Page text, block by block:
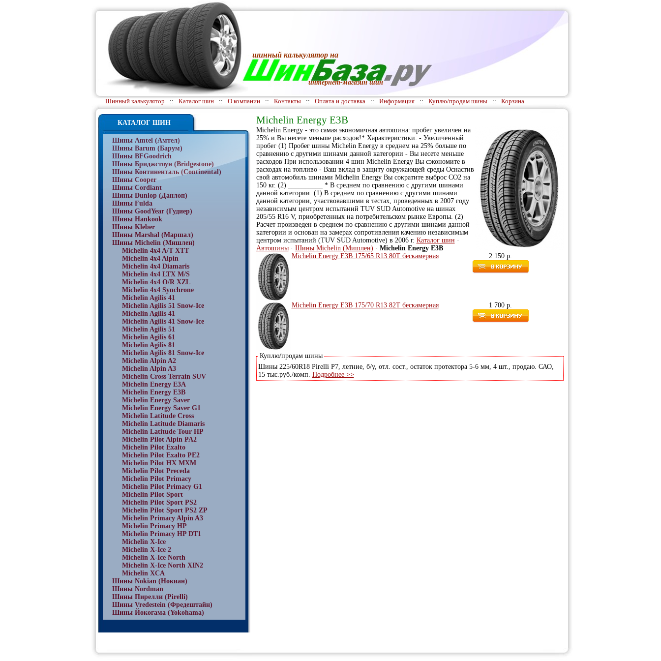
шинный калькуляторна
интернет-магазин шин
Шинный калькулятор :: Каталог шин :: О компании :: Контакты :: Оплата и доставка :: Информация :: Куплю/продам шины :: Корзина
КАТАЛОГ ШИН
Шины Amtel (Амтел)
Шины Barum (Барум)
Шины BFGoodrich
Шины Бриджстоун (Bridgestone)
Шины Континенталь (Continental)
Шины Cooper
Шины Cordiant
Шины Dunlop (Данлоп)
Шины Fulda
Шины GoodYear (Гудиер)
Шины Hankook
Шины Kleber
Шины Marshal (Маршал)
Шины Michelin (Мишлен)
Michelin 4x4 A/T XTT
Michelin 4x4 Alpin
Michelin 4x4 Diamaris
Michelin 4x4 LTX M/S
Michelin 4x4 O/R XZL
Michelin 4x4 Synchrone
Michelin Agilis 41
Michelin Agilis 51 Snow-Ice
Michelin Agilis 41
Michelin Agilis 41 Snow-Ice
Michelin Agilis 51
Michelin Agilis 61
Michelin Agilis 81
Michelin Agilis 81 Snow-Ice
Michelin Alpin A2
Michelin Alpin A3
Michelin Cross Terrain SUV
Michelin Energy E3A
Michelin Energy E3B
Michelin Energy Saver
Michelin Energy Saver G1
Michelin Latitude Cross
Michelin Latitude Diamaris
Michelin Latitude Tour HP
Michelin Pilot Alpin PA2
Michelin Pilot Exalto
Michelin Pilot Exalto PE2
Michelin Pilot HX MXM
Michelin Pilot Preceda
Michelin Pilot Primacy
Michelin Pilot Primacy G1
Michelin Pilot Sport
Michelin Pilot Sport PS2
Michelin Pilot Sport PS2 ZP
Michelin Primacy Alpin A3
Michelin Primacy HP
Michelin Primacy HP DT1
Michelin X-Ice
Michelin X-Ice 2
Michelin X-Ice North
Michelin X-Ice North XIN2
Michelin XCA
Шины Nokian (Нокиан)
Шины Nordman
Шины Пирелли (Pirelli)
Шины Vredestein (Фредештайн)
Шины Йокогама (Yokohama)
Michelin Energy E3B
Michelin Energy - это самая экономичная автошина: пробег увеличен на
25% и Вы несете меньше расходов!* Характеристики: - Увеличенный
пробег (1) Пробег шины Michelin Energy в среднем на 25% больше по
сравнению с другими шинами данной категории - Вы несете меньше
расходов При использовании 4 шин Michelin Energy Вы сэкономите в
расходах на топливо - Ваш вклад в защиту окружающей среды Оснастив
свой автомобиль шинами Michelin Energy Вы сократите выброс СО2 на
150 кг. (2) __________ * В среднем по сравнению с другими шинами
данной категории. (1) В среднем по сравнению с другими шинами
данной категории, участвовавшими в тестах, проведенных в 2007 году
независимым центром испытаний TUV SUD Automotive на шинах
205/55 R16 V, приобретенных на потребительском рынке Европы. (2)
Расчет произведен в среднем по сравнению с другими шинами данной
категории и основан на замерах сопротивления качению независимым
центром испытаний (TUV SUD Automotive) в 2006 г. Каталог шин ·
Автошины· Шины Michelin (Мишлен) · Michelin Energy E3B
Michelin Energy E3B 175/65 R13 80T бескамерная
2 150 р.
Michelin Energy E3B 175/70 R13 82T бескамерная 1 700 р.
Куплю/продам шины
Шины 225/60R18 Pirelli P7, летние, б/у, отл. сост., остаток протектора 5-6 мм, 4 шт., продаю. САО,
15 тыс.руб./комп. Подробнее >>